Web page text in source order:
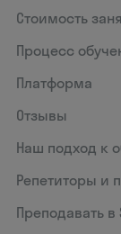
Стоимость
Процесс
Платформа
Отзывы
Наш подход к
Репетиторы и
Преподавать в